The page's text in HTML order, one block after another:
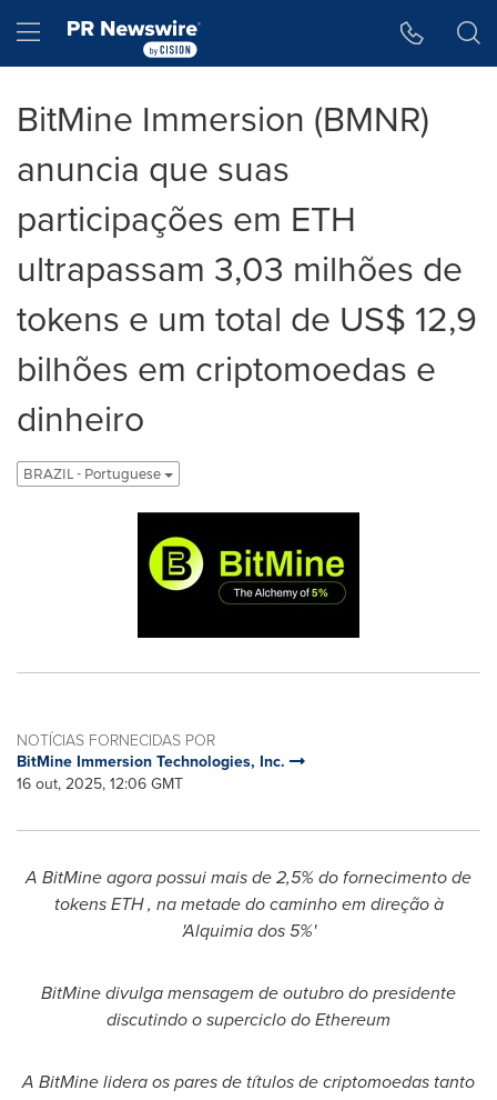
Hamburger menu
BitMine Immersion (BMNR)
anuncia que suas
participações em ETH
ultrapassam 3,03 milhões de
tokens e um total de US$ 12,9
bilhões em criptomoedas e
dinheiro
BRAZIL - Portuguese
NOTÍCIAS FORNECIDAS POR
BitMine Immersion Technologies, Inc.
16 out, 2025, 12:06 GMT
A BitMine agora possui mais de 2,5% do fornecimento de
tokens ETH , na metade do caminho em direção à
'Alquimia dos 5%'
BitMine divulga mensagem de outubro do presidente
discutindo o superciclo do Ethereum
A BitMine lidera os pares de títulos de criptomoedas tanto